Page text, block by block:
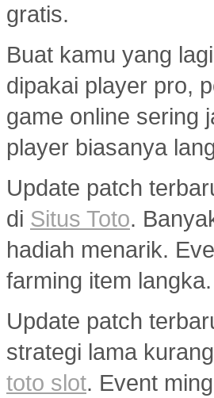
gratis.
Buat kamu yang
dipakai player pro,
game online sering
player biasanya
Update patch
di Situs Toto.
hadiah menarik.
farming item langka.
Update patch
strategi lama
toto slot. Event